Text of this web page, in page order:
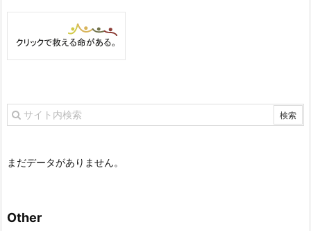
まだデータがありません。
Other